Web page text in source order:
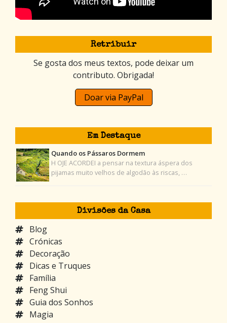
Retribuir
Se gosta dos meus textos, pode deixar um
contributo. Obrigada!
Doar via PayPal
Em Destaque
Quando os Pássaros Dormem
H OJE ACORDEI a pensar na textura áspera dos
pijamas muito velhos de algodão às riscas, …
Divisões da Casa
Blog
Crónicas
Decoração
Dicas e Truques
Família
Feng Shui
Guia dos Sonhos
Magia